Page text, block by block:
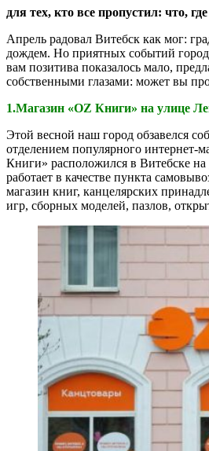
для тех, кто все пропустил: что,
Апрель радовал Витебск как мог:
дождем. Но приятных событий
вам позитива показалось мало,
собственными глазами: может вы
1.Магазин «OZ Книги» на улице
Этой весной наш город обзавелся
отделением популярного интернет-
Книги» расположился в Витебске
работает в качестве пункта
магазин книг, канцелярских
игр, сборных моделей, пазлов,